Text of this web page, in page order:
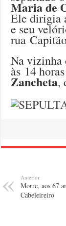
Maria de
Ele dirigia
e seu
rua
Na vizinha
às 14
Zancheta,
Anterior
Morre, aos 67
Cabeleireiro